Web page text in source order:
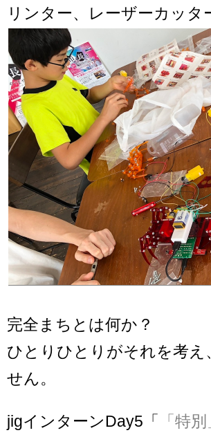
リンター、レーザーカッ
完全まちとは何か？
ひとりひとりがそれを考
せん。
jigインターンDay5「 「特